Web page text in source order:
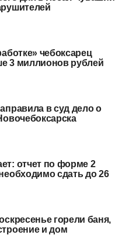
чебоксарец
3 миллионов рублей
в суд дело о
отчет по форме 2
сдать до 26
горели баня,
и дом